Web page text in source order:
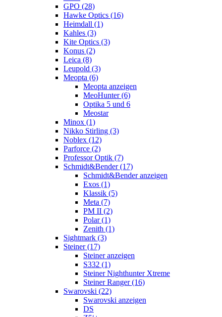
GPO (28)
Hawke Optics (16)
Heimdall (1)
Kahles (3)
Kite Optics (3)
Konus (2)
Leica (8)
Leupold (3)
Meopta (6)
Meopta anzeigen
MeoHunter (6)
Optika 5 und 6
Meostar
Minox (1)
Nikko Stirling (3)
Noblex (12)
Parforce (2)
Professor Optik (7)
Schmidt&Bender (17)
Schmidt&Bender anzeigen
Exos (1)
Klassik (5)
Meta (7)
PM II (2)
Polar (1)
Zenith (1)
Sightmark (3)
Steiner (17)
Steiner anzeigen
S332 (1)
Steiner Nighthunter Xtreme
Steiner Ranger (16)
Swarovski (22)
Swarovski anzeigen
DS